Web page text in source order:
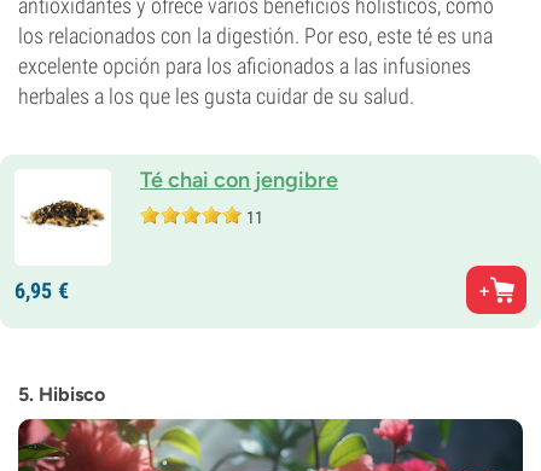
antioxidantes y ofrece varios beneficios holísticos, como
los relacionados con la digestión. Por eso, este té es una
excelente opción para los aficionados a las infusiones
herbales a los que les gusta cuidar de su salud.
Té chai con jengibre
11
6,95 €
5. Hibisco